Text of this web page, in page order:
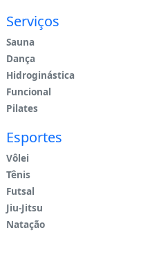
Serviços
Sauna
Dança
Hidroginástica
Funcional
Pilates
Esportes
Vôlei
Tênis
Futsal
Jiu-Jitsu
Natação